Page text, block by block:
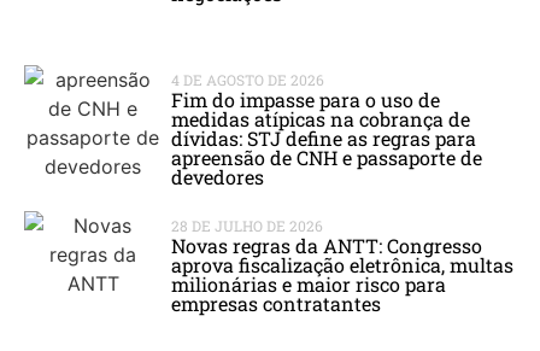
4 DE AGOSTO DE 2026
Fim do impasse para o uso de
medidas atípicas na cobrança de
dívidas: STJ define as regras para
apreensão de CNH e passaporte de
devedores
28 DE JULHO DE 2026
Novas regras da ANTT: Congresso
aprova fiscalização eletrônica, multas
milionárias e maior risco para
empresas contratantes